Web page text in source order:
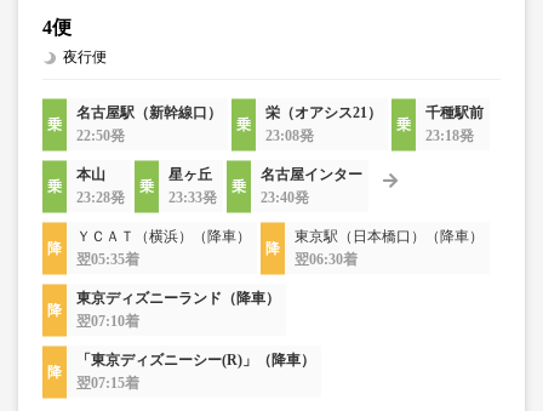
4便
夜行便
名古屋駅（新幹線口）
22:50発
栄（オアシス21）
23:08発
千種駅前
23:18発
本山
23:28発
星ヶ丘
23:33発
名古屋インター
23:40発
ＹＣＡＴ（横浜）（降車）
翌05:35着
東京駅（日本橋口）（降車）
翌06:30着
東京ディズニーランド（降車）
翌07:10着
「東京ディズニーシー(R)」（降車）
翌07:15着